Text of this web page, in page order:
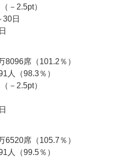
－2.5pt）
30日
8096席（101.2％）
人（98.3％）
－2.5pt）
6520席（105.7％）
人（99.5％）